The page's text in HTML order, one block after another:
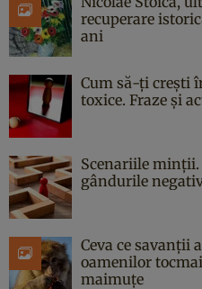
recuperare
ani
Cum să-ți crești
toxice. Fraze și
Scenariile minții.
gândurile
Ceva ce savanții
oamenilor
maimuțe